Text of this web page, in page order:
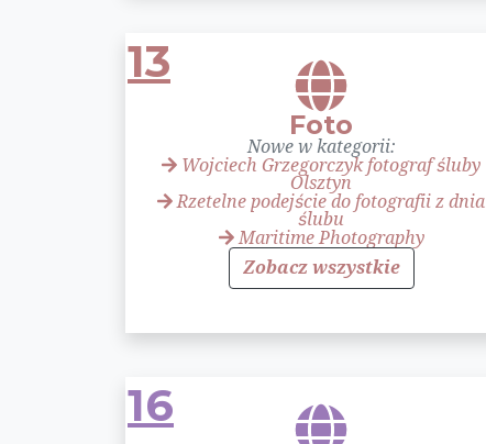
13
Foto
Nowe w kategorii:
Wojciech Grzegorczyk fotograf śluby
Olsztyn
Rzetelne podejście do fotografii z dnia
ślubu
Maritime Photography
Zobacz wszystkie
16